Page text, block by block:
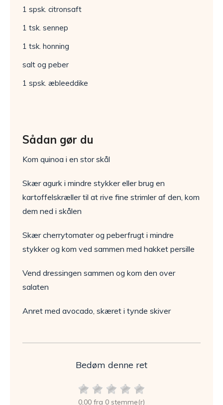
1 spsk. citronsaft
1 tsk. sennep
1 tsk. honning
salt og peber
1 spsk. æbleeddike
Sådan gør du
Kom quinoa i en stor skål
Skær agurk i mindre stykker eller brug en
kartoffelskræller til at rive fine strimler af den, kom
dem ned i skålen
Skær cherrytomater og peberfrugt i mindre
stykker og kom ved sammen med hakket persille
Vend dressingen sammen og kom den over
salaten
Anret med avocado, skæret i tynde skiver
Bedøm denne ret
0,00 fra 0 stemme(r)